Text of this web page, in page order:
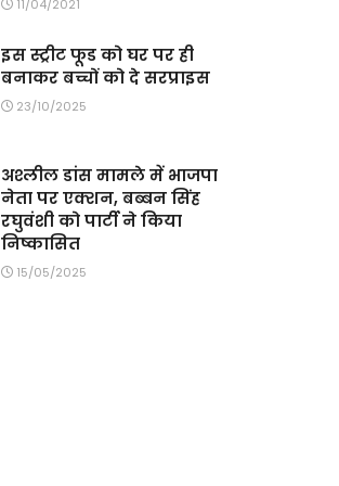
11/04/2021
इस स्ट्रीट फूड को घर पर ही
बनाकर बच्चों को दे सरप्राइस
23/10/2025
अश्लील डांस मामले में भाजपा
नेता पर एक्शन, बब्बन सिंह
रघुवंशी को पार्टी ने किया
निष्कासित
15/05/2025